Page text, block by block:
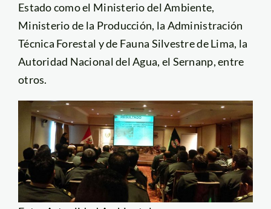
Estado como el Ministerio del Ambiente,
Ministerio de la Producción, la Administración
Técnica Forestal y de Fauna Silvestre de Lima, la
Autoridad Nacional del Agua, el Sernanp, entre
otros.